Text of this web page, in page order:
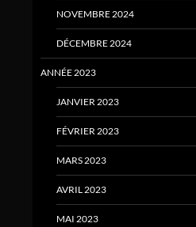
NOVEMBRE 2024
DÉCEMBRE 2024
ANNÉE 2023
JANVIER 2023
FÉVRIER 2023
MARS 2023
AVRIL 2023
MAI 2023